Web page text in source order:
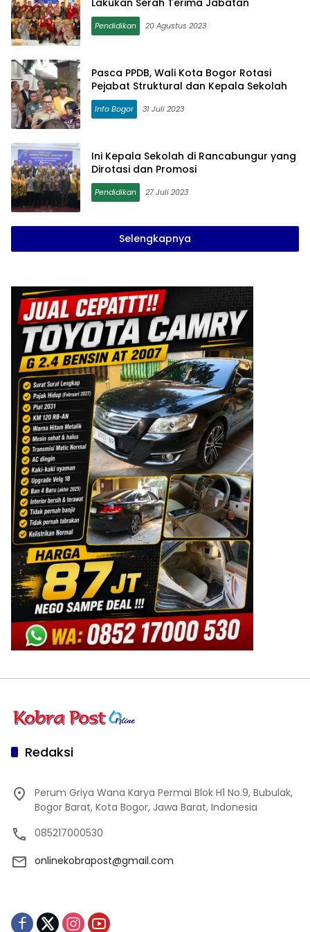
Pendidikan 20 Agustus 2023
Pasca PPDB, Wali Kota Bogor Rotasi
Pejabat Struktural dan Kepala Sekolah
Info Bogor 31 Juli 2023
Ini Kepala Sekolah di Rancabungur yang
Dirotasi dan Promosi
Pendidikan 27 Juli 2023
Selengkapnya
Redaksi
Perum Griya Wana Karya Permai Blok H1 No.9, Bubulak,
Bogor Barat, Kota Bogor, Jawa Barat, Indonesia
085217000530
onlinekobrapost@gmail.com